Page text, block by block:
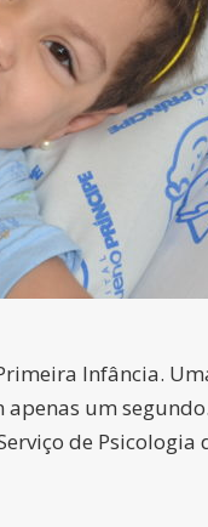
Infância.
um
de Psicologia